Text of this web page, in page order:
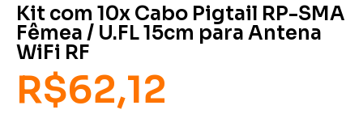
Kit com 10x Cabo Pigtail RP-SMA
Fêmea / U.FL 15cm para Antena
WiFi RF
R$62,12